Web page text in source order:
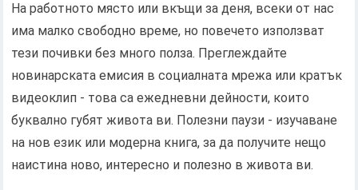
На работното място или вкъщи за деня, всеки от нас
има малко свободно време, но повечето използват
тези почивки без много полза. Преглеждайте
новинарската емисия в социалната мрежа или кратък
видеоклип - това са ежедневни дейности, които
буквално губят живота ви. Полезни паузи - изучаване
на нов език или модерна книга, за да получите нещо
наистина ново, интересно и полезно в живота ви.